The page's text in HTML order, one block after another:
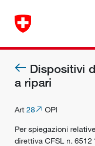
Dispositivi
a ripari
Art 28
OPI
Per spiegazioni
direttiva CFSL n. 6512